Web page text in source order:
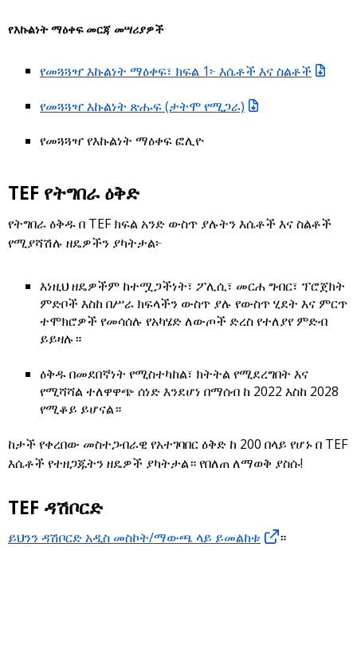
የእኩልነት ማዕቀፍ መርጃ መሣሪያዎች
የመጓጓዣ እኩልነት ማዕቀፍ፣ ክፍል 1፦ እሴቶች እና ስልቶች
የመጓጓዣ እኩልነት ጽሑፍ (ታትሞ የሚጋራ)
የመጓጓዣ የእኩልነት ማዕቀፍ ፎሊዮ
TEF የትግበራ ዕቅድ
የትግበራ ዕቅዱ በ TEF ክፍል አንድ ውስጥ ያሉትን እሴቶች እና ስልቶች
የሚያሻሽሉ ዘዴዎችን ያካትታል፦
እነዚህ ዘዴዎችም ከተሟጋችነት፣ ፖሊሲ፣ መርሐ ግብር፣ ፕሮጀክት
ምድቦች እስከ በሥራ ክፍላችን ውስጥ ያሉ የውስጥ ሂደት እና ምርጥ
ተሞክሮዎች የመሳሰሉ የአካሄድ ለውጦች ድረስ የተለያየ ምድብ
ይይዛሉ።
ዕቅዱ በመደበኛነት የሚስተካከል፣ ክትትል የሚደረግበት እና
የሚሻሻል ተለዋዋጭ ሰነድ እንደሆነ በማሰብ ከ 2022 እስከ 2028
የሚቆይ ይሆናል።
ከታች የቀረበው መስተጋብራዊ የአተገባበር ዕቅድ ከ 200 በላይ የሆኑ በ TEF
እሴቶች የተዘጋጁትን ዘዴዎች ያካትታል። የበለጠ ለማወቅ ያስሱ!
TEF ዳሽቦርድ
ይህንን ዳሽቦርድ አዲስ መስኮት/ማውጫ ላይ ይመልከቱ ።